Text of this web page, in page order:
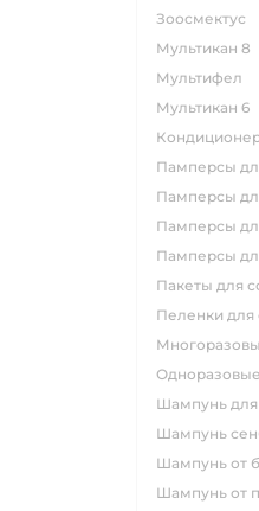
зоосмектус
мультикан 8
мультифел
мультикан 6
памперсы
памперсы
памперсы
памперсы
пакеты для
пеленки
шампунь
шампунь
шампунь от
шампунь от